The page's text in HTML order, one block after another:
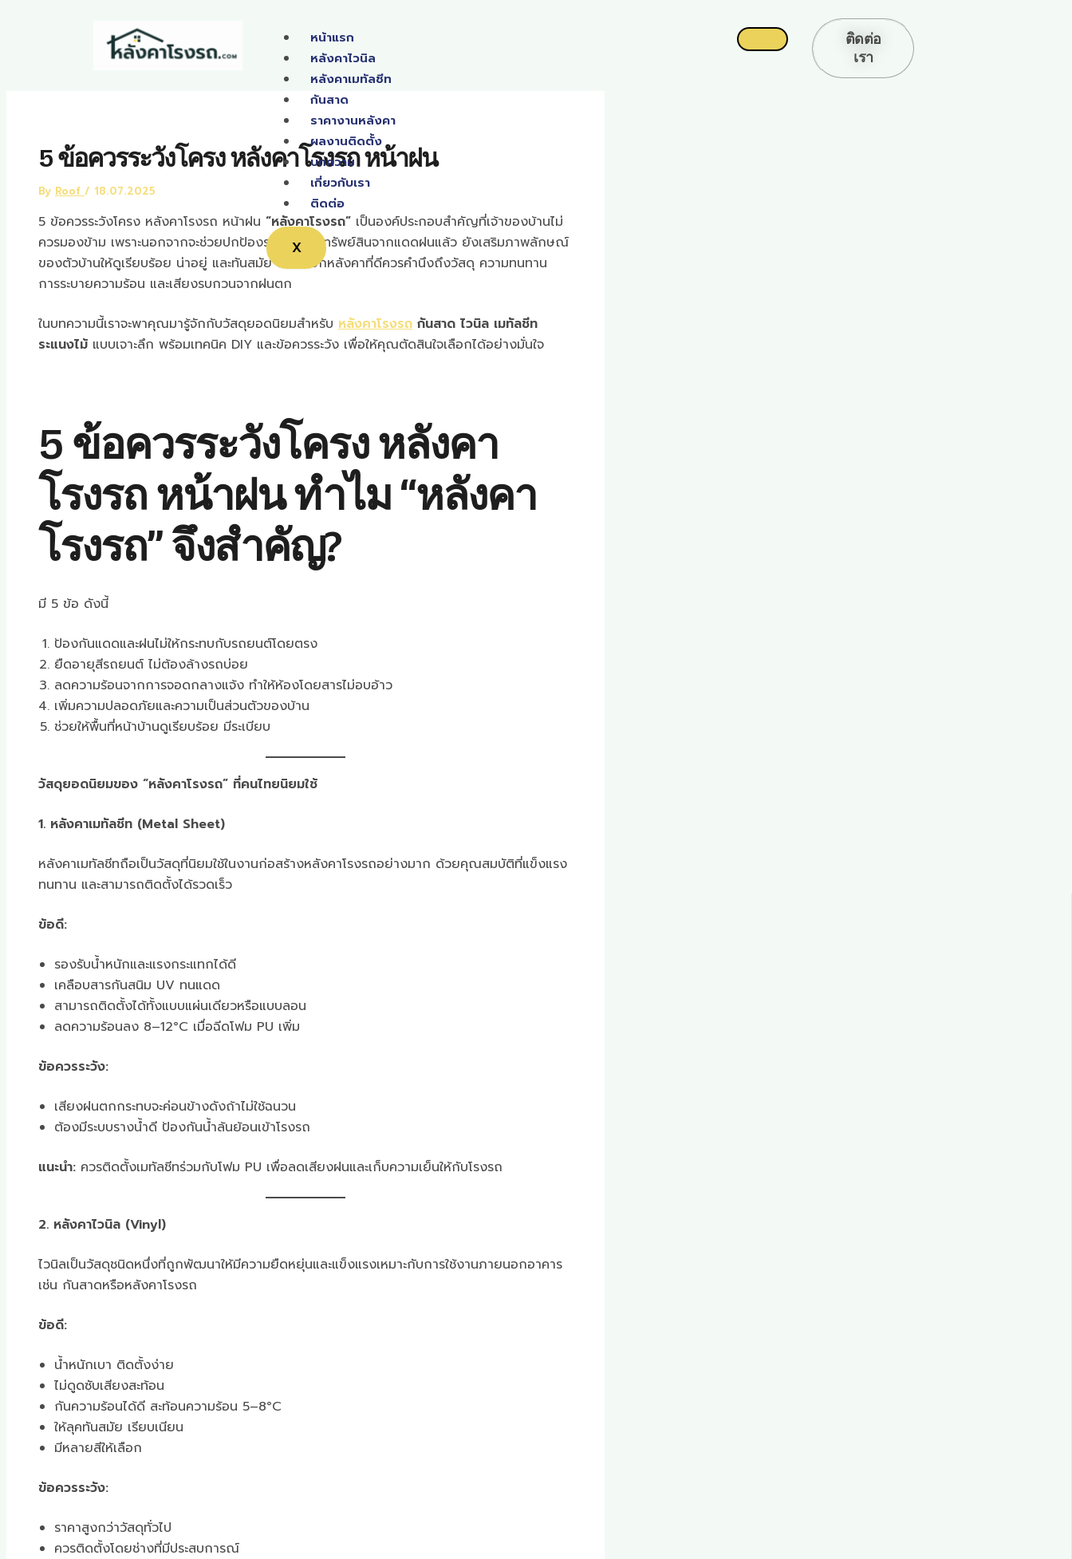
หน้าแรก
หลังคาไวนิล
หลังคาเมทัลชีท
กันสาด
ราคางานหลังคา
ผลงานติดตั้ง
บทความ
เกี่ยวกับเรา
ติดต่อ
X
ติดต่อ
เรา
5 ข้อควรระวังโครง หลังคาโรงรถ หน้าฝน
By Roof / 18.07.2025
5 ข้อควรระวังโครง หลังคาโรงรถ หน้าฝน “หลังคาโรงรถ” เป็นองค์ประกอบสำคัญที่เจ้าของบ้านไม่
ควรมองข้าม เพราะนอกจากจะช่วยปกป้องรถยนต์และทรัพย์สินจากแดดฝนแล้ว ยังเสริมภาพลักษณ์
ของตัวบ้านให้ดูเรียบร้อย น่าอยู่ และทันสมัย การเลือกหลังคาที่ดีควรคำนึงถึงวัสดุ ความทนทาน
การระบายความร้อน และเสียงรบกวนจากฝนตก
ในบทความนี้เราจะพาคุณมารู้จักกับวัสดุยอดนิยมสำหรับ หลังคาโรงรถ กันสาด ไวนิล เมทัลชีท
ระแนงไม้ แบบเจาะลึก พร้อมเทคนิค DIY และข้อควรระวัง เพื่อให้คุณตัดสินใจเลือกได้อย่างมั่นใจ
5 ข้อควรระวังโครง หลังคา
โรงรถ หน้าฝน ทำไม “หลังคา
โรงรถ” จึงสำคัญ?
มี 5 ข้อ ดังนี้
ป้องกันแดดและฝนไม่ให้กระทบกับรถยนต์โดยตรง
ยืดอายุสีรถยนต์ ไม่ต้องล้างรถบ่อย
ลดความร้อนจากการจอดกลางแจ้ง ทำให้ห้องโดยสารไม่อบอ้าว
เพิ่มความปลอดภัยและความเป็นส่วนตัวของบ้าน
ช่วยให้พื้นที่หน้าบ้านดูเรียบร้อย มีระเบียบ
วัสดุยอดนิยมของ “หลังคาโรงรถ” ที่คนไทยนิยมใช้
1. หลังคาเมทัลชีท (Metal Sheet)
หลังคาเมทัลชีทถือเป็นวัสดุที่นิยมใช้ในงานก่อสร้างหลังคาโรงรถอย่างมาก ด้วยคุณสมบัติที่แข็งแรง
ทนทาน และสามารถติดตั้งได้รวดเร็ว
ข้อดี:
รองรับน้ำหนักและแรงกระแทกได้ดี
เคลือบสารกันสนิม UV ทนแดด
สามารถติดตั้งได้ทั้งแบบแผ่นเดียวหรือแบบลอน
ลดความร้อนลง 8–12°C เมื่อฉีดโฟม PU เพิ่ม
ข้อควรระวัง:
เสียงฝนตกกระทบจะค่อนข้างดังถ้าไม่ใช้ฉนวน
ต้องมีระบบรางน้ำดี ป้องกันน้ำล้นย้อนเข้าโรงรถ
แนะนำ: ควรติดตั้งเมทัลชีทร่วมกับโฟม PU เพื่อลดเสียงฝนและเก็บความเย็นให้กับโรงรถ
2. หลังคาไวนิล (Vinyl)
ไวนิลเป็นวัสดุชนิดหนึ่งที่ถูกพัฒนาให้มีความยืดหยุ่นและแข็งแรงเหมาะกับการใช้งานภายนอกอาคาร
เช่น กันสาดหรือหลังคาโรงรถ
ข้อดี:
น้ำหนักเบา ติดตั้งง่าย
ไม่ดูดซับเสียงสะท้อน
กันความร้อนได้ดี สะท้อนความร้อน 5–8°C
ให้ลุคทันสมัย เรียบเนียน
มีหลายสีให้เลือก
ข้อควรระวัง:
ราคาสูงกว่าวัสดุทั่วไป
ควรติดตั้งโดยช่างที่มีประสบการณ์